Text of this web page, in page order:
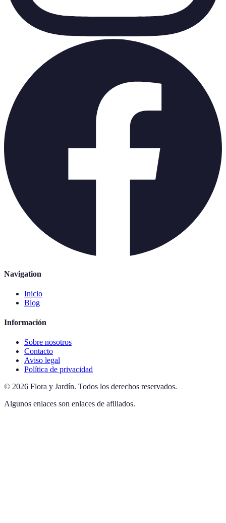
Navigation
Inicio
Blog
Información
Sobre nosotros
Contacto
Aviso legal
Política de privacidad
© 2026 Flora y Jardín. Todos los derechos reservados.
Algunos enlaces son enlaces de afiliados.